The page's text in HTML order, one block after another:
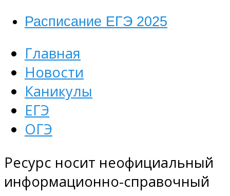
Расписание ЕГЭ 2025
Главная
Новости
Каникулы
ЕГЭ
ОГЭ
Ресурс носит неофициальный
информационно-справочный